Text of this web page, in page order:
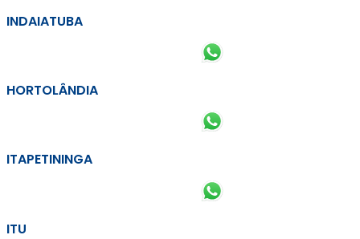
INDAIATUBA
HORTOLÂNDIA
ITAPETININGA
ITU